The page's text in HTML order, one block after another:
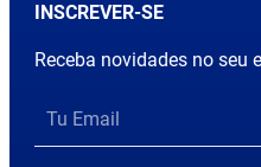
INSCREVER-SE
Receba novidades no seu